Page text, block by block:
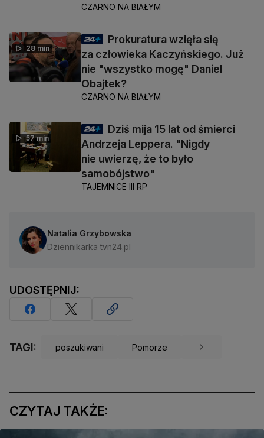
CZARNO NA BIAŁYM
28 min
Prokuratura wzięła się
za człowieka Kaczyńskiego. Już
nie "wszystko mogę" Daniel
Obajtek?
CZARNO NA BIAŁYM
57 min
Dziś mija 15 lat od śmierci
Andrzeja Leppera. "Nigdy
nie uwierzę, że to było
samobójstwo"
TAJEMNICE III RP
Natalia Grzybowska
Dziennikarka tvn24.pl
UDOSTĘPNIJ:
TAGI: poszukiwani Pomorze
CZYTAJ TAKŻE: